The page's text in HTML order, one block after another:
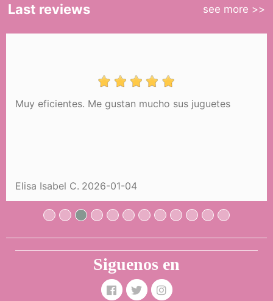
KUPIĆ
Last reviews see more >>
Muy eficientes. Me gustan mucho sus juguetes
Elisa Isabel C. 2026-01-04
Siguenos en